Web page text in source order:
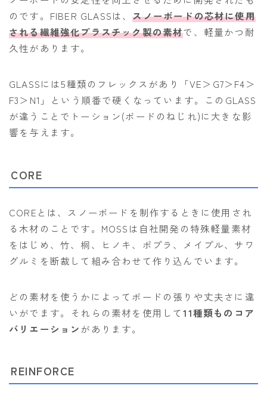
DC Shoes
estivo
QUICKSILVER
rew
ROME
SALOMON
THE NORTH FACE
VOLCOM
のです。FIBER GLASSは、スノーボードの芯材に使用
される繊維強化プラスチック製の素材で、軽量かつ耐
久性があります。
GLASSには5種類のフレックスがあり「VE＞G7＞F4＞
F3＞N1」という順番で硬くなっています。このGLASS
が違うことでトーション(ボードのねじれ)に大きな影
響を与えます。
CORE
COREとは、スノーボードを制作するときに使用され
る木材のことです。MOSSは自社開発の特殊軽量素材
をはじめ、竹、桐、ヒノキ、ポプラ、メイプル、サワ
グルミを断裁して組み合わせて作り込んでいます。
どの素材を使うかによってボードの張りや丈夫さに違
いがでます。それらの素材を使用して11種類ものコア
バリエーション があります。
REINFORCE